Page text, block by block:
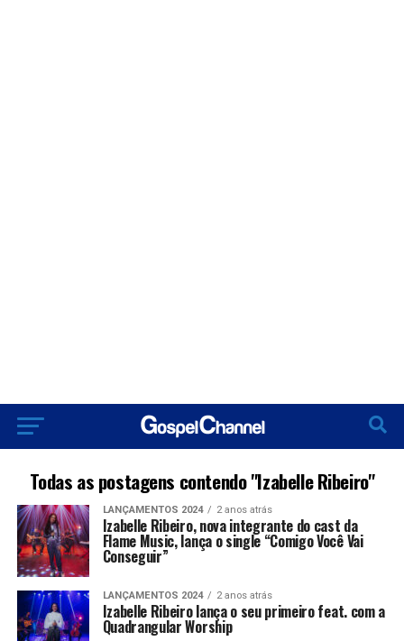
Todas as postagens contendo "Izabelle Ribeiro"
LANÇAMENTOS 2024 2 anos atrás
Izabelle Ribeiro, nova integrante do cast da
Flame Music, lança o single “Comigo Você Vai
Conseguir”
LANÇAMENTOS 2024 2 anos atrás
Izabelle Ribeiro lança o seu primeiro feat. com a
Quadrangular Worship